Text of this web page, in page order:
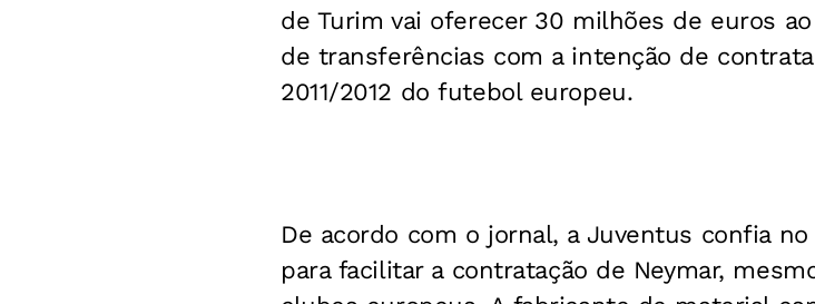
de Turim vai oferecer 30 milhões de euros
de transferências com a intenção de
2011/2012 do futebol europeu.
De acordo com o jornal, a Juventus confia
para facilitar a contratação de Neymar,